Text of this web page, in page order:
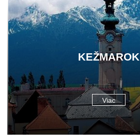
KEŽMAROK
Viac